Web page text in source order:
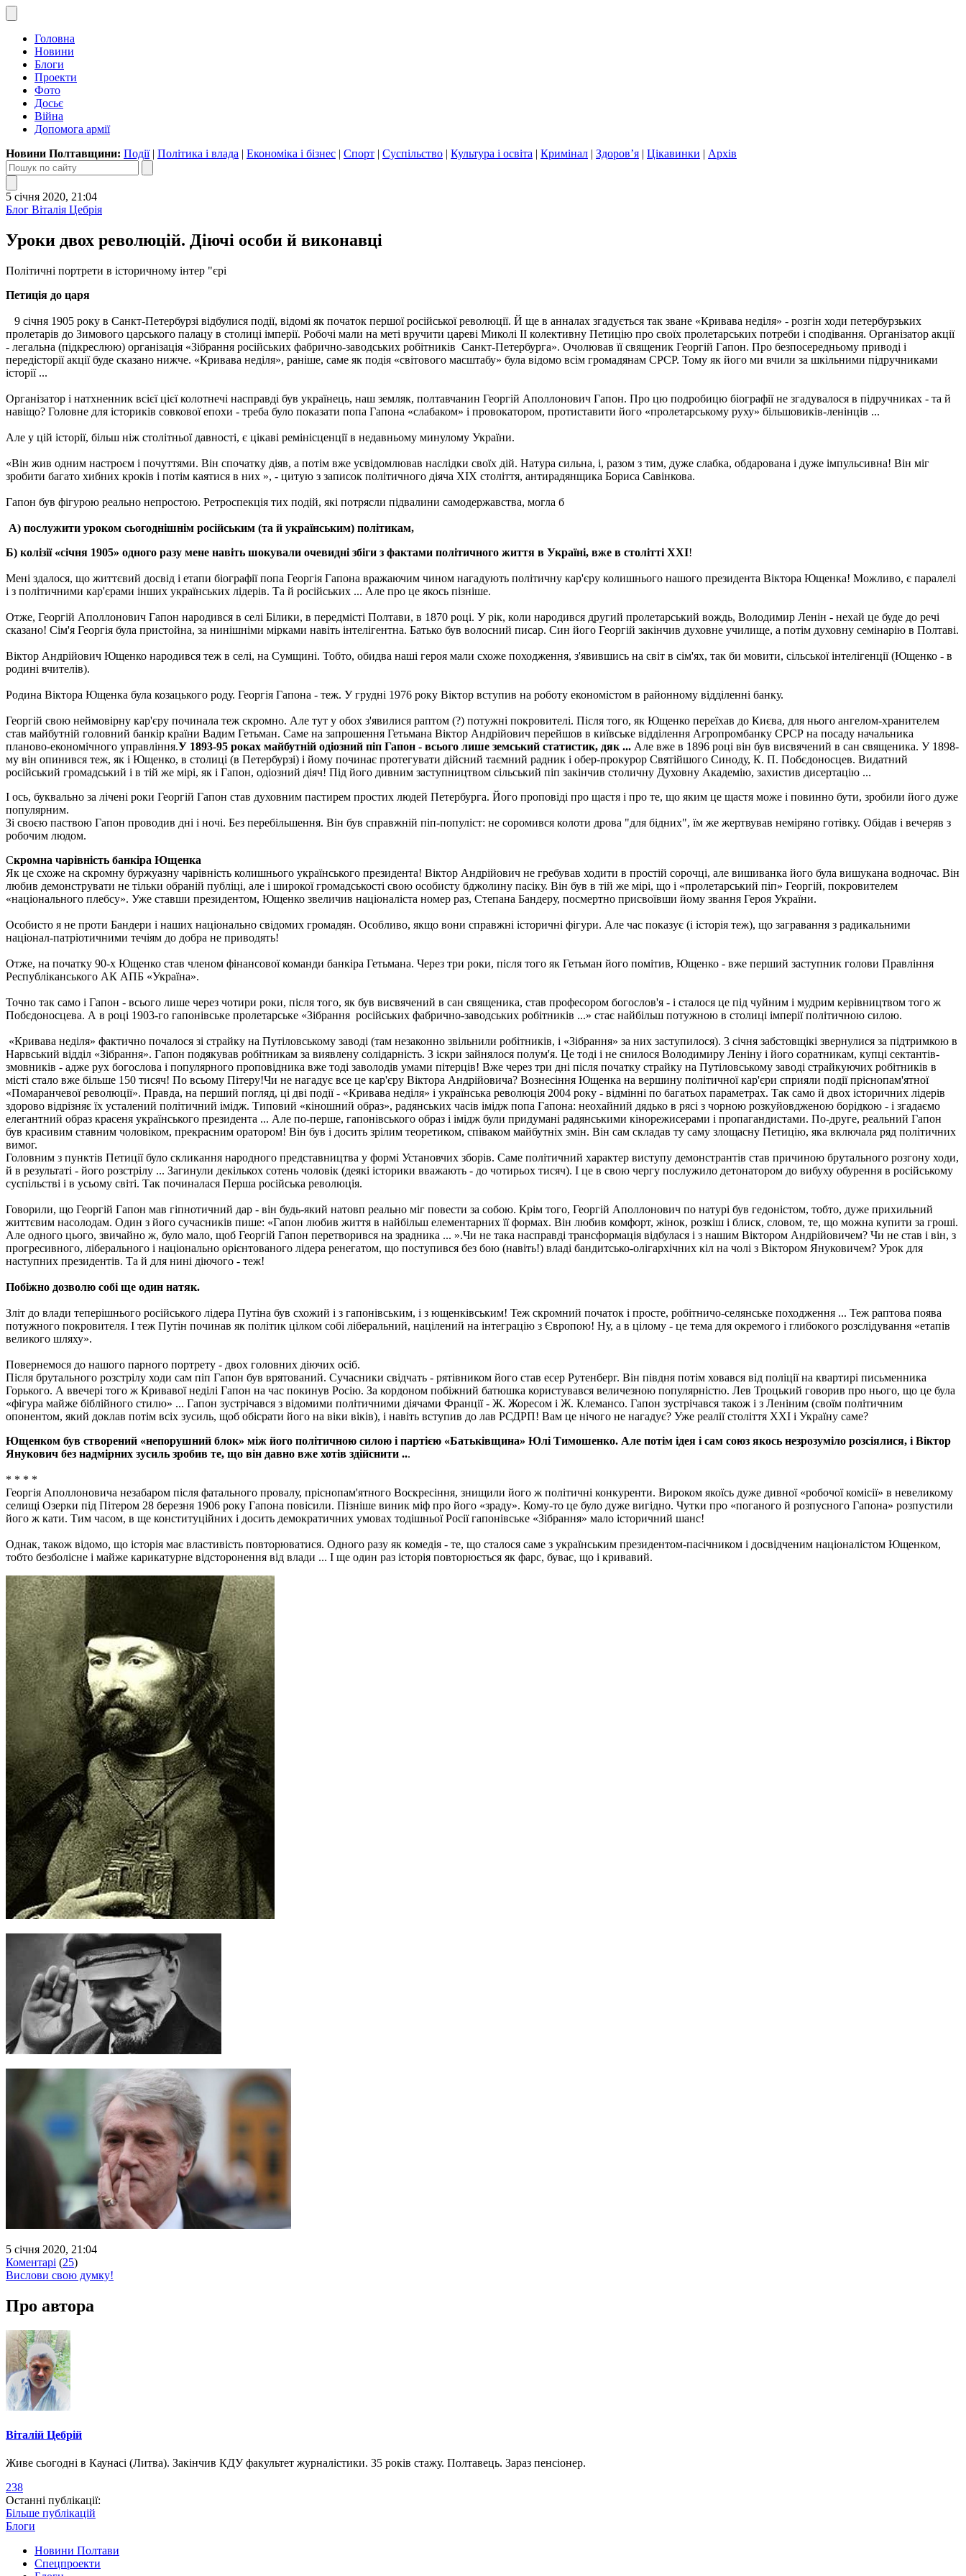
Головна
Новини
Блоги
Проекти
Фото
Досьє
Війна
Допомога армії
Новини Полтавщини: Події| Політика і влада | Економіка і бізнес | Спорт | Суспільство | Культура і освіта | Кримінал | Здоров’я | Цікавинки | Архів
5 січня 2020, 21:04
Блог Віталія Цебрія
Уроки двох революцій. Діючі особи й виконавці
Політичні портрети в історичному інтер "єрі
Петиція до царя
9 січня 1905 року в Санкт-Петербурзі відбулися події, відомі як початок першої російської революції. Й ще в анналах згадується так зване «Кривава неділя» - розгін ходи петербурзьких
пролетарів до Зимового царського палацу в столиці імперії. Робочі мали на меті вручити цареві Миколі II колективну Петицію про своїх пролетарських потреби і сподівання. Організатор акції
- легальна (підкреслюю) організація «Зібрання російських фабрично-заводських робітників Санкт-Петербурга». Очолював її священик Георгій Гапон. Про безпосередньому приводі і
передісторії акції буде сказано нижче. «Кривава неділя», раніше, саме як подія «світового масштабу» була відомо всім громадянам СРСР. Тому як його ми вчили за шкільними підручниками
історії ...
Організатор і натхненник всієї цієї колотнечі насправді був українець, наш земляк, полтавчанин Георгій Аполлонович Гапон. Про цю подробицю біографії не згадувалося в підручниках - та й
навіщо? Головне для істориків совкової епохи - треба було показати попа Гапона «слабаком» і провокатором, протиставити його «пролетарському руху» більшовиків-ленінців ...
Але у цій історії, більш ніж столітньої давності, є цікаві ремінісценції в недавньому минулому України.
«Він жив одним настроєм і почуттями. Він спочатку діяв, а потім вже усвідомлював наслідки своїх дій. Натура сильна, і, разом з тим, дуже слабка, обдарована і дуже імпульсивна! Він міг
зробити багато хибних кроків і потім каятися в них », - цитую з записок політичного діяча ХІХ століття, антирадянщика Бориса Савінкова.
Гапон був фігурою реально непростою. Ретроспекція тих подій, які потрясли підвалини самодержавства, могла б
А) послужити уроком сьогоднішнім російським (та й українським) політикам,
Б) колізії «січня 1905» одного разу мене навіть шокували очевидні збіги з фактами політичного життя в Україні, вже в столітті ХХІ!
Мені здалося, що життєвий досвід і етапи біографії попа Георгія Гапона вражаючим чином нагадують політичну кар'єру колишнього нашого президента Віктора Ющенка! Можливо, є паралелі
і з політичними кар'єрами інших українських лідерів. Та й російських ... Але про це якось пізніше.
Отже, Георгій Аполлонович Гапон народився в селі Білики, в передмісті Полтави, в 1870 році. У рік, коли народився другий пролетарський вождь, Володимир Ленін - нехай це буде до речі
сказано! Сім'я Георгія була пристойна, за нинішніми мірками навіть інтелігентна. Батько був волосний писар. Син його Георгій закінчив духовне училище, а потім духовну семінарію в Полтаві.
Віктор Андрійович Ющенко народився теж в селі, на Сумщині. Тобто, обидва наші героя мали схоже походження, з'явившись на світ в сім'ях, так би мовити, сільської інтелігенції (Ющенко - в
родині вчителів).
Родина Віктора Ющенка була козацького роду. Георгія Гапона - теж. У грудні 1976 року Віктор вступив на роботу економістом в районному відділенні банку.
Георгій свою неймовірну кар'єру починала теж скромно. Але тут у обох з'явилися раптом (?) потужні покровителі. Після того, як Ющенко переїхав до Києва, для нього ангелом-хранителем
став майбутній головний банкір країни Вадим Гетьман. Саме на запрошення Гетьмана Віктор Андрійович перейшов в київське відділення Агропромбанку СРСР на посаду начальника
планово-економічного управління.У 1893-95 роках майбутній одіозний піп Гапон - всього лише земський статистик, дяк ... Але вже в 1896 році він був висвячений в сан священика. У 1898-
му він опинився теж, як і Ющенко, в столиці (в Петербурзі) і йому починає протегувати дійсний таємний радник і обер-прокурор Святійшого Синоду, К. П. Побєдоносцев. Видатний
російський громадський і в тій же мірі, як і Гапон, одіозний діяч! Під його дивним заступництвом сільський піп закінчив столичну Духовну Академію, захистив дисертацію ...
І ось, буквально за лічені роки Георгій Гапон став духовним пастирем простих людей Петербурга. Його проповіді про щастя і про те, що яким це щастя може і повинно бути, зробили його дуже
популярним.
Зі своєю паствою Гапон проводив дні і ночі. Без перебільшення. Він був справжній піп-популіст: не соромився колоти дрова "для бідних", їм же жертвував неміряно готівку. Обідав і вечеряв з
робочим людом.
Скромна чарівність банкіра Ющенка
Як це схоже на скромну буржуазну чарівність колишнього українського президента! Віктор Андрійович не гребував ходити в простій сорочці, але вишиванка його була вишукана водночас. Він
любив демонструвати не тільки обраній публіці, але і широкої громадськості свою особисту бджолину пасіку. Він був в тій же мірі, що і «пролетарський піп» Георгій, покровителем
«національного плебсу». Уже ставши президентом, Ющенко звеличив націоналіста номер раз, Степана Бандеру, посмертно присвоївши йому звання Героя України.
Особисто я не проти Бандери і наших національно свідомих громадян. Особливо, якщо вони справжні історичні фігури. Але час показує (і історія теж), що загравання з радикальними
націонал-патріотичними течіям до добра не приводять!
Отже, на початку 90-х Ющенко став членом фінансової команди банкіра Гетьмана. Через три роки, після того як Гетьман його помітив, Ющенко - вже перший заступник голови Правління
Республіканського АК АПБ «Україна».
Точно так само і Гапон - всього лише через чотири роки, після того, як був висвячений в сан священика, став професором богослов'я - і сталося це під чуйним і мудрим керівництвом того ж
Побєдоносцева. А в році 1903-го гапонівське пролетарське «Зібрання російських фабрично-заводських робітників ...» стає найбільш потужною в столиці імперії політичною силою.
«Кривава неділя» фактично почалося зі страйку на Путіловському заводі (там незаконно звільнили робітників, і «Зібрання» за них заступилося). 3 січня забстовщікі звернулися за підтримкою в
Нарвський відділ «Зібрання». Гапон подякував робітникам за виявлену солідарність. З іскри зайнялося полум'я. Це тоді і не снилося Володимиру Леніну і його соратникам, купці сектантів-
змовників - адже рух богослова і популярного проповідника вже тоді заволодів умами пітерців! Вже через три дні після початку страйку на Путіловському заводі страйкуючих робітників в
місті стало вже більше 150 тисяч! По всьому Пітеру!Чи не нагадує все це кар'єру Віктора Андрійовича? Вознесіння Ющенка на вершину політичної кар'єри сприяли події пріснопам'ятної
«Помаранчевої революції». Правда, на перший погляд, ці дві події - «Кривава неділя» і українська революція 2004 року - відмінні по багатьох параметрах. Так само й двох історичних лідерів
здорово відрізняє їх усталений політичний імідж. Типовий «кіношний образ», радянських часів імідж попа Гапона: неохайний дядько в рясі з чорною розкуйовдженою борідкою - і згадаємо
елегантний образ красеня українського президента ... Але по-перше, гапонівського образ і імідж були придумані радянськими кінорежисерами і пропагандистами. По-друге, реальний Гапон
був красивим ставним чоловіком, прекрасним оратором! Він був і досить зрілим теоретиком, співаком майбутніх змін. Він сам складав ту саму злощасну Петицію, яка включала ряд політичних
вимог.
Головним з пунктів Петиції було скликання народного представництва у формі Установчих зборів. Саме політичний характер виступу демонстрантів став причиною брутального розгону ходи,
й в результаті - його розстрілу ... Загинули декількох сотень чоловік (деякі історики вважають - до чотирьох тисяч). І це в свою чергу послужило детонатором до вибуху обурення в російському
суспільстві і в усьому світі. Так починалася Перша російська революція.
Говорили, що Георгій Гапон мав гіпнотичний дар - він будь-який натовп реально міг повести за собою. Крім того, Георгій Аполлонович по натурі був гедоністом, тобто, дуже прихильний
життєвим насолодам. Один з його сучасників пише: «Гапон любив життя в найбільш елементарних її формах. Він любив комфорт, жінок, розкіш і блиск, словом, те, що можна купити за гроші.
Але одного цього, звичайно ж, було мало, щоб Георгій Гапон перетворився на зрадника ... ».Чи не така насправді трансформація відбулася і з нашим Віктором Андрійовичем? Чи не став і він, з
прогресивного, ліберального і національно орієнтованого лідера ренегатом, що поступився без бою (навіть!) владі бандитсько-олігархічних кіл на чолі з Віктором Януковичем? Урок для
наступних президентів. Та й для нині діючого - теж!
Побіжно дозволю собі ще один натяк.
Зліт до влади теперішнього російського лідера Путіна був схожий і з гапонівським, і з ющенківським! Теж скромний початок і просте, робітничо-селянське походження ... Теж раптова поява
потужного покровителя. І теж Путін починав як політик цілком собі ліберальний, націлений на інтеграцію з Європою! Ну, а в цілому - це тема для окремого і глибокого розслідування «етапів
великого шляху».
Повернемося до нашого парного портрету - двох головних діючих осіб.
Після брутального розстрілу ходи сам піп Гапон був врятований. Сучасники свідчать - рятівником його став есер Рутенберг. Він півдня потім ховався від поліції на квартирі письменника
Горького. А ввечері того ж Кривавої неділі Гапон на час покинув Росію. За кордоном побіжний батюшка користувався величезною популярністю. Лев Троцький говорив про нього, що це була
«фігура майже біблійного стилю» ... Гапон зустрічався з відомими політичними діячами Франції - Ж. Жоресом і Ж. Клемансо. Гапон зустрічався також і з Леніним (своїм політичним
опонентом, який доклав потім всіх зусиль, щоб обісрати його на віки віків), і навіть вступив до лав РСДРП! Вам це нічого не нагадує? Уже реалії століття ХХІ і Україну саме?
Ющенком був створений «непорушний блок» між його політичною силою і партією «Батьківщина» Юлі Тимошенко. Але потім ідея і сам союз якось незрозуміло розсіялися, і Віктор
Янукович без надмірних зусиль зробив те, що він давно вже хотів здійснити ...
* * * *
Георгія Аполлоновича незабаром після фатального провалу, пріснопам'ятного Воскресіння, знищили його ж політичні конкуренти. Вироком якоїсь дуже дивної «робочої комісії» в невеликому
селищі Озерки під Пітером 28 березня 1906 року Гапона повісили. Пізніше виник міф про його «зраду». Кому-то це було дуже вигідно. Чутки про «поганого й розпусного Гапона» розпустили
його ж кати. Тим часом, в ще конституційних і досить демократичних умовах тодішньої Росії гапонівське «Зібрання» мало історичний шанс!
Однак, також відомо, що історія має властивість повторюватися. Одного разу як комедія - те, що сталося саме з українським президентом-пасічником і досвідченим націоналістом Ющенком,
тобто безболісне і майже карикатурне відсторонення від влади ... І ще один раз історія повторюється як фарс, буває, що і кривавий.
5 січня 2020, 21:04
Коментарі (25)
Вислови свою думку!
Про автора
Віталій Цебрій
Живе сьогодні в Каунасі (Литва). Закінчив КДУ факультет журналістики. 35 років стажу. Полтавець. Зараз пенсіонер.
238
Останні публікації:
Більше публікацій
Блоги
Новини Полтави
Спецпроекти